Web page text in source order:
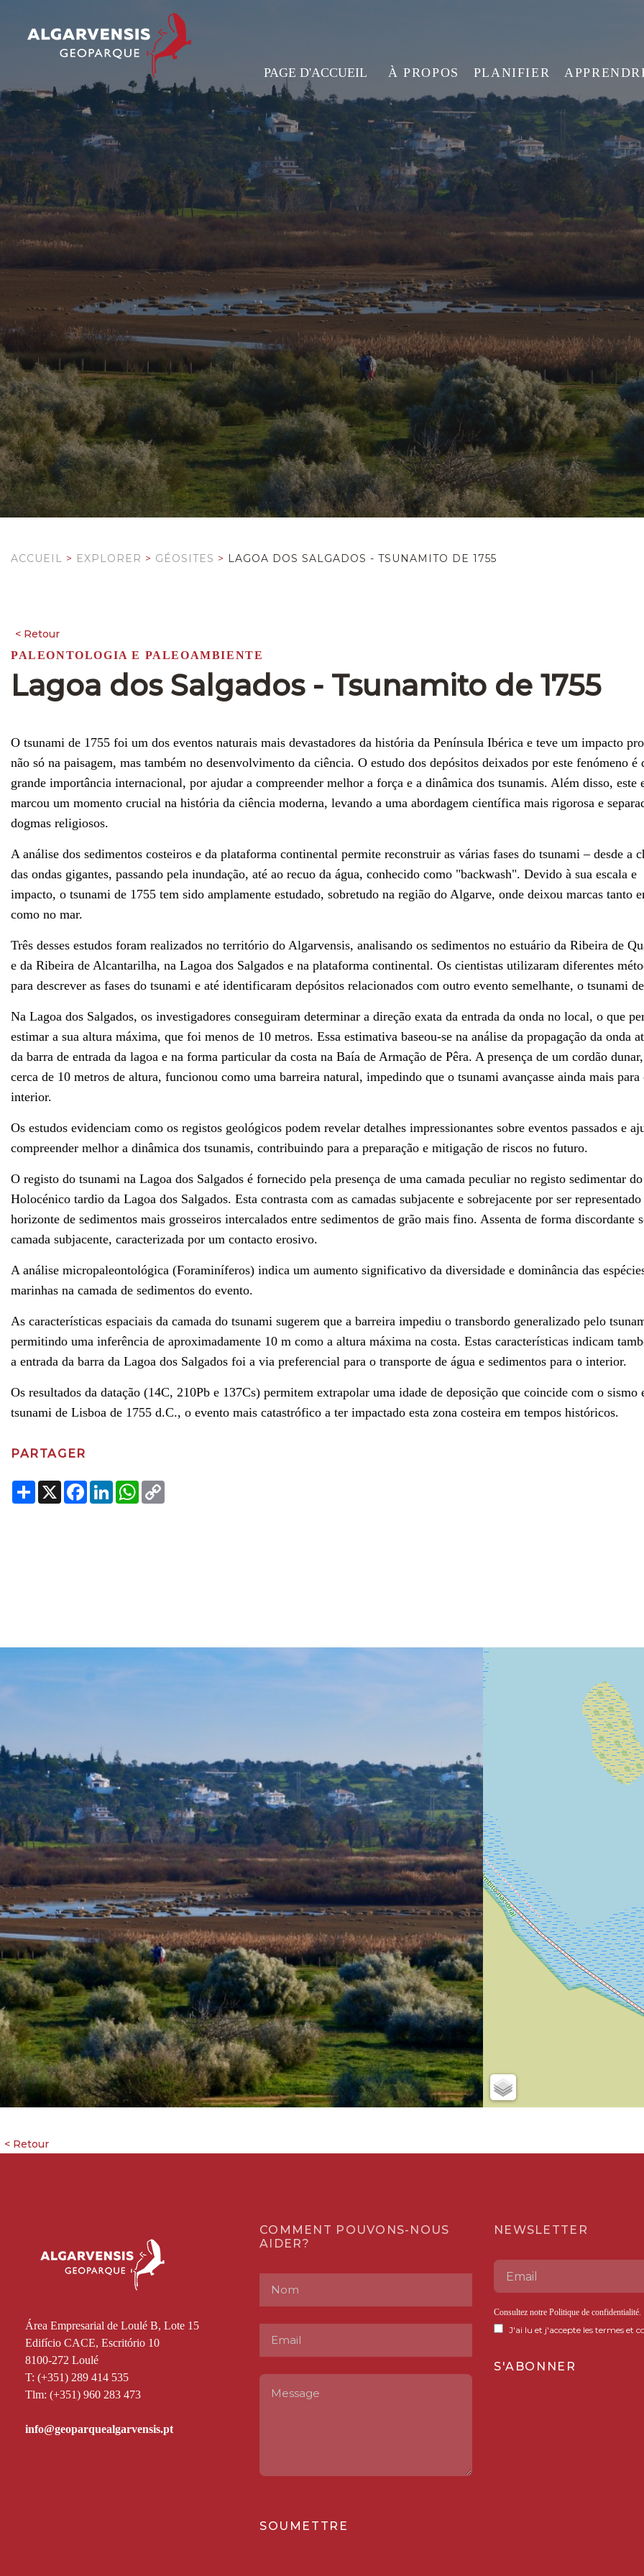
PAGE D'ACCUEIL À PROPOS PLANIFIER
ACCUEIL > EXPLORER > GÉOSITES > LAGOA DOS SALGADOS - TSUNAMITO DE 1755
PALEONTOLOGIA E PALEOAMBIENTE
Lagoa dos Salgados - Tsunamito de 1755
O tsunami de 1755 foi um dos eventos naturais mais devastadores da história da Península Ibérica e teve um impacto
não só na paisagem, mas também no desenvolvimento da ciência. O estudo dos depósitos deixados por este fenómeno é
grande importância internacional, por ajudar a compreender melhor a força e a dinâmica dos tsunamis. Além disso, este
marcou um momento crucial na história da ciência moderna, levando a uma abordagem científica mais rigorosa e
dogmas religiosos.
A análise dos sedimentos costeiros e da plataforma continental permite reconstruir as várias fases do tsunami – desde a
das ondas gigantes, passando pela inundação, até ao recuo da água, conhecido como "backwash". Devido à sua escala e
impacto, o tsunami de 1755 tem sido amplamente estudado, sobretudo na região do Algarve, onde deixou marcas tanto
como no mar.
Três desses estudos foram realizados no território do Algarvensis, analisando os sedimentos no estuário da Ribeira de
e da Ribeira de Alcantarilha, na Lagoa dos Salgados e na plataforma continental. Os cientistas utilizaram diferentes
para descrever as fases do tsunami e até identificaram depósitos relacionados com outro evento semelhante, o tsunami
Na Lagoa dos Salgados, os investigadores conseguiram determinar a direção exata da entrada da onda no local, o que
estimar a sua altura máxima, que foi menos de 10 metros. Essa estimativa baseou-se na análise da propagação da onda
da barra de entrada da lagoa e na forma particular da costa na Baía de Armação de Pêra. A presença de um cordão
cerca de 10 metros de altura, funcionou como uma barreira natural, impedindo que o tsunami avançasse ainda mais para
interior.
Os estudos evidenciam como os registos geológicos podem revelar detalhes impressionantes sobre eventos passados e
compreender melhor a dinâmica dos tsunamis, contribuindo para a preparação e mitigação de riscos no futuro.
O registo do tsunami na Lagoa dos Salgados é fornecido pela presença de uma camada peculiar no registo sedimentar do
Holocénico tardio da Lagoa dos Salgados. Esta contrasta com as camadas subjacente e sobrejacente por ser
horizonte de sedimentos mais grosseiros intercalados entre sedimentos de grão mais fino. Assenta de forma discordante
camada subjacente, caracterizada por um contacto erosivo.
A análise micropaleontológica (Foraminíferos) indica um aumento significativo da diversidade e dominância das
marinhas na camada de sedimentos do evento.
As características espaciais da camada do tsunami sugerem que a barreira impediu o transbordo generalizado pelo
permitindo uma inferência de aproximadamente 10 m como a altura máxima na costa. Estas características indicam
a entrada da barra da Lagoa dos Salgados foi a via preferencial para o transporte de água e sedimentos para o interior.
Os resultados da datação (14C, 210Pb e 137Cs) permitem extrapolar uma idade de deposição que coincide com o sismo
tsunami de Lisboa de 1755 d.C., o evento mais catastrófico a ter impactado esta zona costeira em tempos históricos.
PARTAGER
Share
X Facebook
LinkedInWhatsApp
Área Empresarial de Loulé B, Lote 15
Edifício CACE, Escritório 10
8100-272 Loulé
T: (+351) 289 414 535
Tlm: (+351) 960 283 473
COMMENT POUVONS-NOUS
AIDER?
SOUMETTRE
NEWSLETTER
Consultez notre Politique de confidentialité.
J'ai lu et j'accepte les termes et